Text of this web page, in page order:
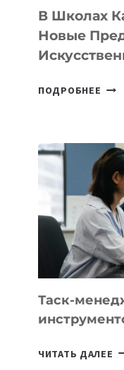
В Школах
Новые
ПОДРОБНЕЕ
ПО
Таск-
ЧИТАТЬ ДАЛЕЕ